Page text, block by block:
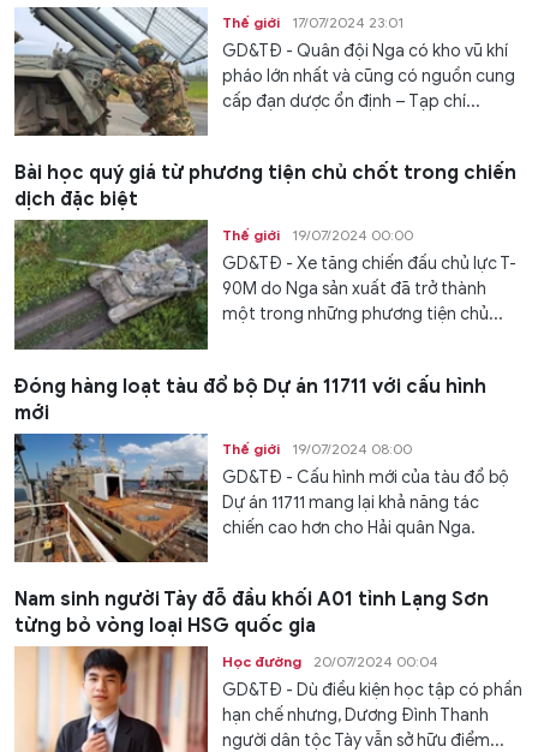
Thế giới 17/07/2024 23:01
GD&TĐ - Quân đội Nga có kho vũ khí
pháo lớn nhất và cũng có nguồn cung
cấp đạn dược ổn định – Tạp chí...
Bài học quý giá từ phương tiện chủ chốt trong chiến
dịch đặc biệt
Thế giới 19/07/2024 00:00
GD&TĐ - Xe tăng chiến đấu chủ lực T-
90M do Nga sản xuất đã trở thành
một trong những phương tiện chủ...
Đóng hàng loạt tàu đổ bộ Dự án 11711 với cấu hình
mới
Thế giới 19/07/2024 08:00
GD&TĐ - Cấu hình mới của tàu đổ bộ
Dự án 11711 mang lại khả năng tác
chiến cao hơn cho Hải quân Nga.
Nam sinh người Tày đỗ đầu khối A01 tỉnh Lạng Sơn
từng bỏ vòng loại HSG quốc gia
Học đường 20/07/2024 00:04
GD&TĐ - Dù điều kiện học tập có phần
hạn chế nhưng, Dương Đình Thanh
người dân tộc Tày vẫn sở hữu điểm...